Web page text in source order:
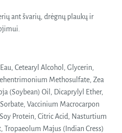
ant švarių, drėgnų plaukų ir
Cetearyl Alcohol, Glycerin,
Methosulfate, Zea
(Soybean) Oil, Dicaprylyl Ether,
Vaccinium Macrocarpon
Protein, Citric Acid, Nasturtium
Tropaeolum Majus (Indian Cress)